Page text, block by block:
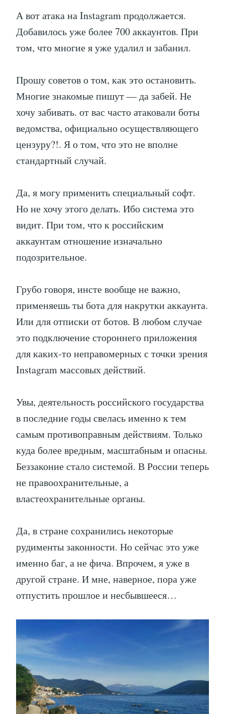
А вот атака на Instagram продолжается.
Добавилось уже более 700 аккаунтов. При
том, что многие я уже удалил и забанил.
Прошу советов о том, как это остановить.
Многие знакомые пишут — да забей. Не
хочу забивать. от вас часто атаковали боты
ведомства, официально осуществляющего
цензуру?!. Я о том, что это не вполне
стандартный случай.
Да, я могу применить специальный софт.
Но не хочу этого делать. Ибо система это
видит. При том, что к российским
аккаунтам отношение изначально
подозрительное.
Грубо говоря, инсте вообще не важно,
применяешь ты бота для накрутки аккаунта.
Или для отписки от ботов. В любом случае
это подключение стороннего приложения
для каких-то неправомерных с точки зрения
Instagram массовых действий.
Увы, деятельность российского государства
в последние годы свелась именно к тем
самым противоправным действиям. Только
куда более вредным, масштабным и опасны.
Беззаконие стало системой. В России теперь
не правоохранительные, а
властеохранительные органы.
Да, в стране сохранились некоторые
рудименты законности. Но сейчас это уже
именно баг, а не фича. Впрочем, я уже в
другой стране. И мне, наверное, пора уже
отпустить прошлое и несбывшееся…